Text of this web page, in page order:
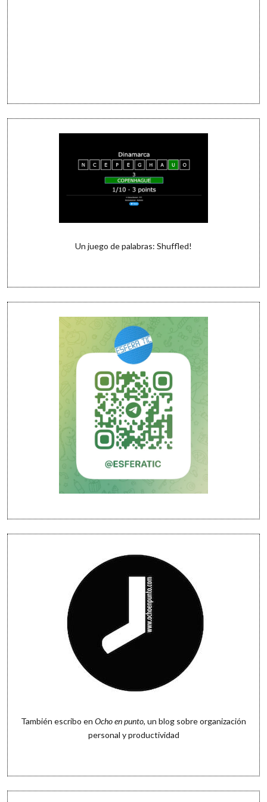
Un juego de palabras: Shuffled!
También escribo en Ocho en punto, un blog sobre organización
personal y productividad